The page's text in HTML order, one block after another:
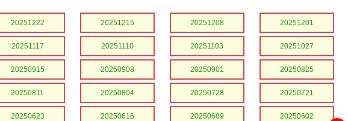
20251222 20251215 20251208 20251201
20251117 20251110 20251103 20251027
20250915 20250908 20250901 20250825
20250811 20250804 20250728 20250721
20250623 20250616 20250609 20250602